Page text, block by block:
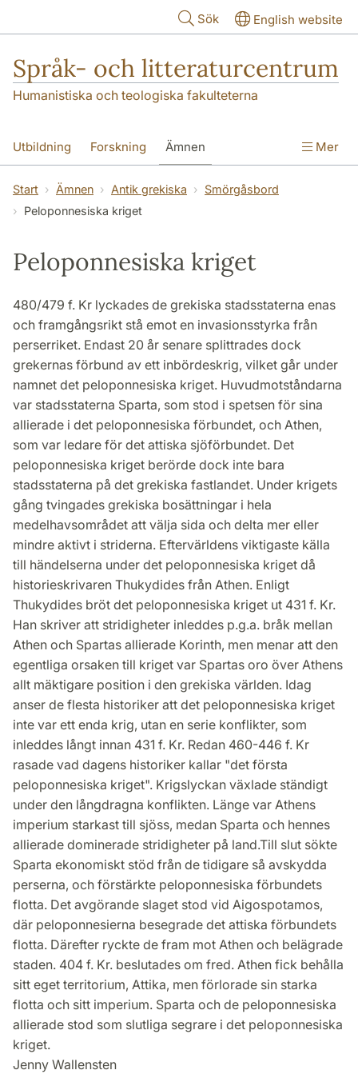
Sök English website
Språk- och litteraturcentrum
Humanistiska och teologiska fakulteterna
Utbildning Forskning Ämnen
SOL-husen Kontakt Institutionen
översättning till svenska
Mer
Start Ämnen Antik grekiska
Smörgåsbord
Peloponnesiska kriget
Peloponnesiska kriget
480/479 f. Kr lyckades de grekiska stadsstaterna enas
och framgångsrikt stå emot en invasionsstyrka från
perserriket. Endast 20 år senare splittrades dock
grekernas förbund av ett inbördeskrig, vilket går under
namnet det peloponnesiska kriget. Huvudmotståndarna
var stadsstaterna Sparta, som stod i spetsen för sina
allierade i det peloponnesiska förbundet, och Athen,
som var ledare för det attiska sjöförbundet. Det
peloponnesiska kriget berörde dock inte bara
stadsstaterna på det grekiska fastlandet. Under krigets
gång tvingades grekiska bosättningar i hela
medelhavsområdet att välja sida och delta mer eller
mindre aktivt i striderna. Eftervärldens viktigaste källa
till händelserna under det peloponnesiska kriget då
historieskrivaren Thukydides från Athen. Enligt
Thukydides bröt det peloponnesiska kriget ut 431 f. Kr.
Han skriver att stridigheter inleddes p.g.a. bråk mellan
Athen och Spartas allierade Korinth, men menar att den
egentliga orsaken till kriget var Spartas oro över Athens
allt mäktigare position i den grekiska världen. Idag
anser de flesta historiker att det peloponnesiska kriget
inte var ett enda krig, utan en serie konflikter, som
inleddes långt innan 431 f. Kr. Redan 460-446 f. Kr
rasade vad dagens historiker kallar "det första
peloponnesiska kriget". Krigslyckan växlade ständigt
under den långdragna konflikten. Länge var Athens
imperium starkast till sjöss, medan Sparta och hennes
allierade dominerade stridigheter på land.Till slut sökte
Sparta ekonomiskt stöd från de tidigare så avskydda
perserna, och förstärkte peloponnesiska förbundets
flotta. Det avgörande slaget stod vid Aigospotamos,
där peloponnesierna besegrade det attiska förbundets
flotta. Därefter ryckte de fram mot Athen och belägrade
staden. 404 f. Kr. beslutades om fred. Athen fick behålla
sitt eget territorium, Attika, men förlorade sin starka
flotta och sitt imperium. Sparta och de peloponnesiska
allierade stod som slutliga segrare i det peloponnesiska
kriget.
Jenny Wallensten